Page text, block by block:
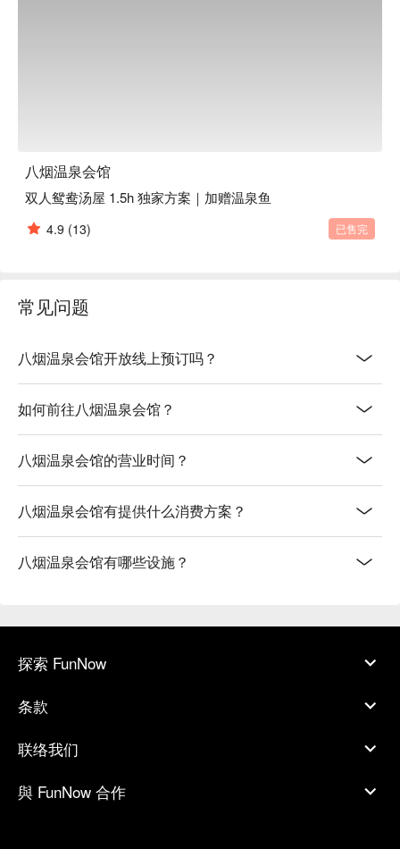
八烟温泉会馆
双人鸳鸯汤屋 1.5h 独家方案｜加赠温泉鱼
4.9 (13) 已售完
常见问题
八烟温泉会馆开放线上预订吗？
如何前往八烟温泉会馆？
八烟温泉会馆的营业时间？
八烟温泉会馆有提供什么消费方案？
八烟温泉会馆有哪些设施？
探索 FunNow
条款
联络我们
與 FunNow 合作